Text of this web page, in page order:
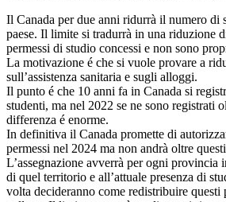
Il Canada per due anni ridurrà il numero di
paese. Il limite si tradurrà in una riduzione
permessi di studio concessi e non sono
La motivazione é che si vuole provare a
sull’assistenza sanitaria e sugli alloggi.
Il punto é che 10 anni fa in Canada si
studenti, ma nel 2022 se ne sono registrati
differenza é enorme.
In definitiva il Canada promette di
permessi nel 2024 ma non andrà oltre
L’assegnazione avverrà per ogni provincia
di quel territorio e all’attuale presenza di
volta decideranno come redistribuire questi